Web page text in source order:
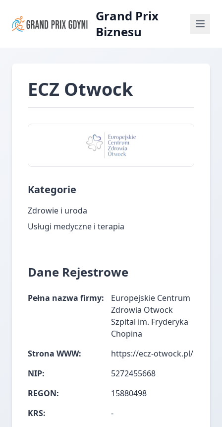
Grand Prix
Biznesu
ECZ Otwock
Kategorie
Zdrowie i uroda
Usługi medyczne i terapia
Dane Rejestrowe
Pełna nazwa firmy:
Europejskie Centrum
Zdrowia Otwock
Szpital im. Fryderyka
Chopina
Strona WWW:
https://ecz-otwock.pl/
NIP:
5272455668
REGON:
15880498
KRS:
-